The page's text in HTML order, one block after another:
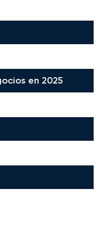
en 2025